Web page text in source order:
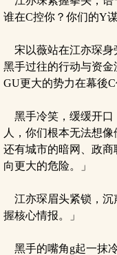
谁在C控你？你们的Y
宋以薇站在江亦琛身
黑手过往的行动与资
GU更大的势力在幕後
黑手冷笑，缓缓开口
人，你们根本无法想
还有城市的暗网、政
向更大的危险。」
江亦琛眉头紧锁，沉
握核心情报。」
黑手的嘴角g起一抹